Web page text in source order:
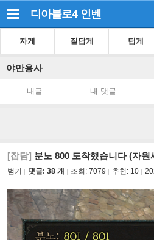
디아블로4 인벤
자게 질답게 팁게
야만용사
내글 내 댓글
[잡담] 분노 800 도착했습니다 (자원
범키 댓글: 38 개 조회: 7079 추천: 10